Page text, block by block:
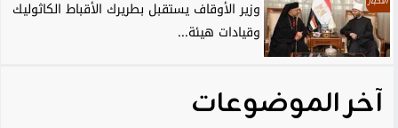
وزير الأوقاف يستقبل بطريرك الأقباط الكاثوليك
وقيادات هيئة...
آخر الموضوعات